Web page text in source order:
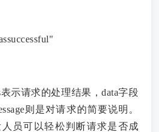
示请求的处理结果，data字段
则是对请求的简要说明。
员可以轻松判断请求是否成